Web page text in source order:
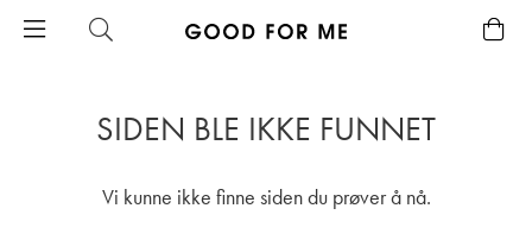
SIDEN BLE IKKE FUNNET
Vi kunne ikke finne siden du prøver å nå.